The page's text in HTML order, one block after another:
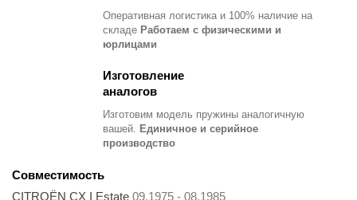
Оперативная логистика и 100% наличие на
складе Работаем с физическими и
юрлицами
Изготовление
аналогов
Изготовим модель пружины аналогичную
вашей. Единичное и серийное
производство
Совместимость
CITROËN CX I Estate 09.1975 - 08.1985